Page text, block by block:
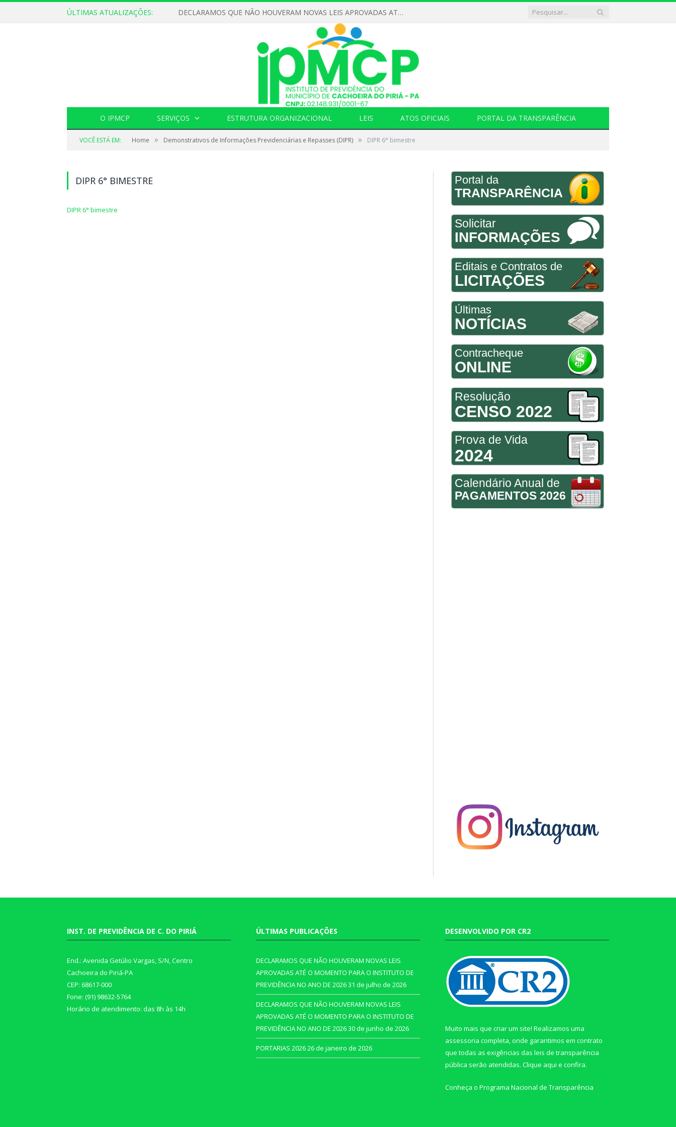
ÚLTIMAS ATUALIZAÇÕES: DECLARAMOS QUE NÃO HOUVERAM NOVAS LEIS APROVADAS ATÉ O MOMENTO PARA O INSTITUTO DE PREVIDÊNCIA NO ANO DE 2026
O IPMCP SERVIÇOS ESTRUTURA ORGANIZACIONAL LEIS ATOS OFICIAIS PORTAL DA TRANSPARÊNCIA
VOCÊ ESTÁ EM: Home » Demonstrativos de Informações Previdenciárias e Repasses (DIPR) » DIPR 6° bimestre
DIPR 6° BIMESTRE
DIPR 6° bimestre
Portal da
TRANSPARÊNCIA
Solicitar
INFORMAÇÕES
Editais e Contratos de
LICITAÇÕES
Últimas
NOTÍCIAS
Contracheque
ONLINE
Resolução
CENSO 2022
Prova de Vida
2024
Calendário Anual de
PAGAMENTOS 2026
INST. DE PREVIDÊNCIA DE C. DO PIRIÁ
End.: Avenida Getúlio Vargas, S/N, Centro
Cachoeira do Piriá-PA
CEP: 68617-000
Fone: (91) 98632-5764
Horário de atendimento: das 8h às 14h
ÚLTIMAS PUBLICAÇÕES
DECLARAMOS QUE NÃO HOUVERAM NOVAS LEIS
APROVADAS ATÉ O MOMENTO PARA O INSTITUTO DE
PREVIDÊNCIA NO ANO DE 202631 de julho de 2026
DECLARAMOS QUE NÃO HOUVERAM NOVAS LEIS
APROVADAS ATÉ O MOMENTO PARA O INSTITUTO DE
PREVIDÊNCIA NO ANO DE 202630 de junho de 2026
PORTARIAS 202626 de janeiro de 2026
DESENVOLVIDO POR CR2
Muito mais que criar um site! Realizamos uma
assessoria completa, onde garantimos em contrato
que todas as exigências das leis de transparência
pública serão atendidas. Clique aqui e confira.
Conheça o Programa Nacional de Transparência